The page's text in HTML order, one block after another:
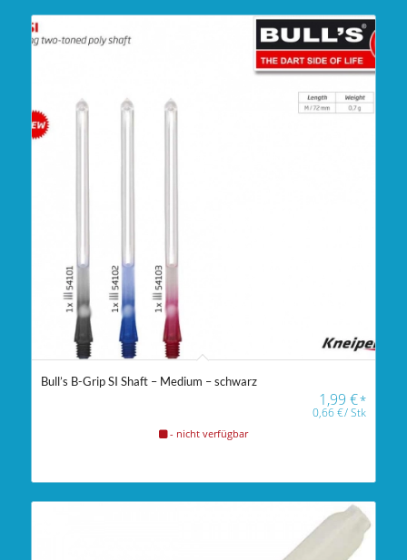
Bull’s B-Grip SI Shaft – Medium – schwarz
1,99€*
0,66€/Stk
- nicht verfügbar